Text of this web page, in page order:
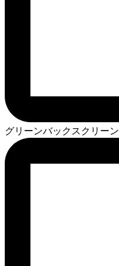
グリーンバックスクリーン